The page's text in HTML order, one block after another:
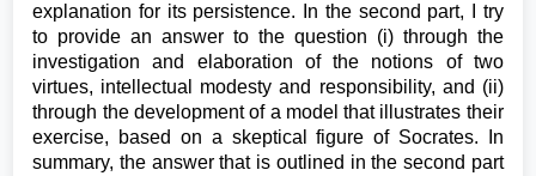
explanation for its persistence. In the second part, I try
to provide an answer to the question (i) through the
investigation and elaboration of the notions of two
virtues, intellectual modesty and responsibility, and (ii)
through the development of a model that illustrates their
exercise, based on a skeptical figure of Socrates. In
summary, the answer that is outlined in the second part